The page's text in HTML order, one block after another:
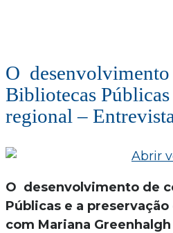
O desenvolvimento
Bibliotecas
regional –
O desenvolvimento de
Públicas e a
com Mariana Greenhalgh